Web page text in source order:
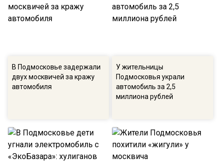
В Подмосковье задержали
двух москвичей за кражу
автомобиля
У жительницы
Подмосковья украли
автомобиль за 2,5
миллиона рублей